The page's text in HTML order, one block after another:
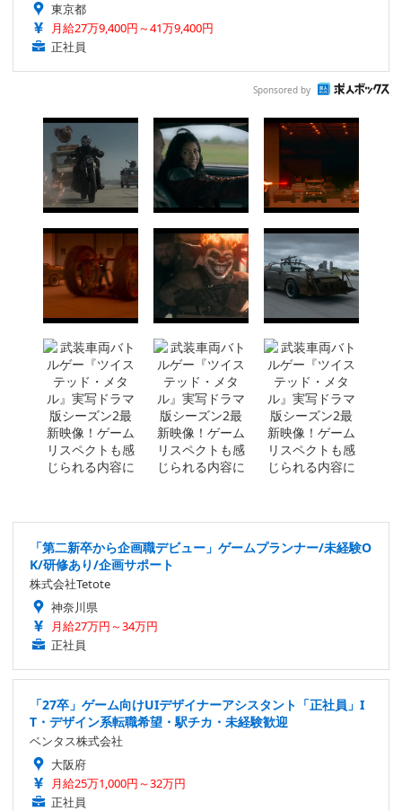
東京都
月給27万9,400円～41万9,400円
正社員
Sponsored by
「第二新卒から企画職デビュー」ゲームプランナー/未経験O
K/研修あり/企画サポート
株式会社Tetote
神奈川県
月給27万円～34万円
正社員
「27卒」ゲーム向けUIデザイナーアシスタント「正社員」I
T・デザイン系転職希望・駅チカ・未経験歓迎
ベンタス株式会社
大阪府
月給25万1,000円～32万円
正社員